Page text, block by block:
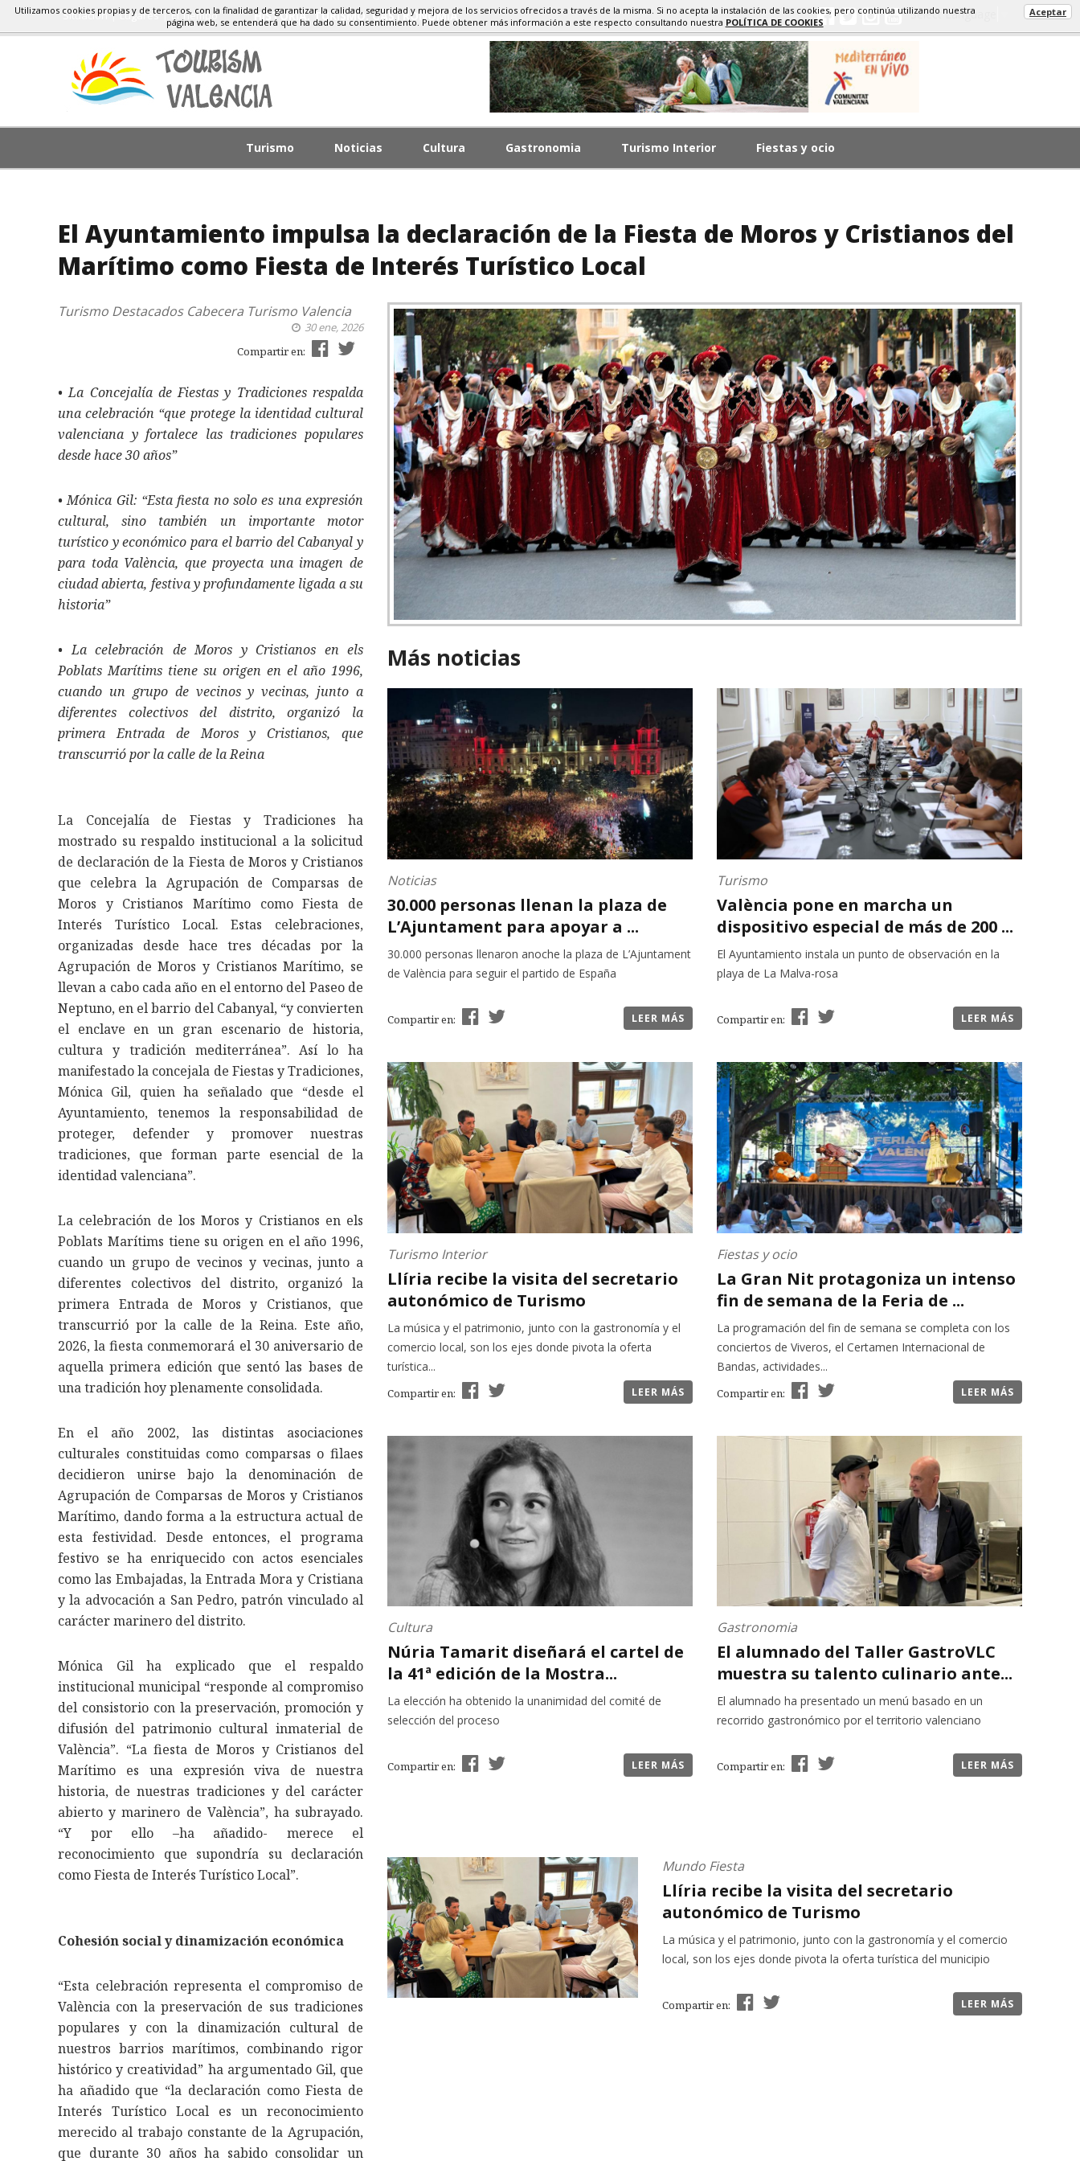
Situacion Lugares El Tiempo HISTORIA, TURISMO, GASTRONOMÍA Select Language
Turismo Noticias Cultura Gastronomia Turismo Interior Fiestas y ocio
El Ayuntamiento impulsa la declaración de la Fiesta de Moros y Cristianos del
Marítimo como Fiesta de Interés Turístico Local
Turismo Destacados Cabecera Turismo Valencia
30 ene, 2026
Compartir en:
• La Concejalía de Fiestas y Tradiciones respalda
una celebración “que protege la identidad cultural
valenciana y fortalece las tradiciones populares
desde hace 30 años”
• Mónica Gil: “Esta fiesta no solo es una expresión
cultural, sino también un importante motor
turístico y económico para el barrio del Cabanyal y
para toda València, que proyecta una imagen de
ciudad abierta, festiva y profundamente ligada a su
historia”
• La celebración de Moros y Cristianos en els
Poblats Marítims tiene su origen en el año 1996,
cuando un grupo de vecinos y vecinas, junto a
diferentes colectivos del distrito, organizó la
primera Entrada de Moros y Cristianos, que
transcurrió por la calle de la Reina
La Concejalía de Fiestas y Tradiciones ha
mostrado su respaldo institucional a la solicitud
de declaración de la Fiesta de Moros y Cristianos
que celebra la Agrupación de Comparsas de
Moros y Cristianos Marítimo como Fiesta de
Interés Turístico Local. Estas celebraciones,
organizadas desde hace tres décadas por la
Agrupación de Moros y Cristianos Marítimo, se
llevan a cabo cada año en el entorno del Paseo de
Neptuno, en el barrio del Cabanyal, “y convierten
el enclave en un gran escenario de historia,
cultura y tradición mediterránea”. Así lo ha
manifestado la concejala de Fiestas y Tradiciones,
Mónica Gil, quien ha señalado que “desde el
Ayuntamiento, tenemos la responsabilidad de
proteger, defender y promover nuestras
tradiciones, que forman parte esencial de la
identidad valenciana”.
La celebración de los Moros y Cristianos en els
Poblats Marítims tiene su origen en el año 1996,
cuando un grupo de vecinos y vecinas, junto a
diferentes colectivos del distrito, organizó la
primera Entrada de Moros y Cristianos, que
transcurrió por la calle de la Reina. Este año,
2026, la fiesta conmemorará el 30 aniversario de
aquella primera edición que sentó las bases de
una tradición hoy plenamente consolidada.
En el año 2002, las distintas asociaciones
culturales constituidas como comparsas o filaes
decidieron unirse bajo la denominación de
Agrupación de Comparsas de Moros y Cristianos
Marítimo, dando forma a la estructura actual de
esta festividad. Desde entonces, el programa
festivo se ha enriquecido con actos esenciales
como las Embajadas, la Entrada Mora y Cristiana
y la advocación a San Pedro, patrón vinculado al
carácter marinero del distrito.
Mónica Gil ha explicado que el respaldo
institucional municipal “responde al compromiso
del consistorio con la preservación, promoción y
difusión del patrimonio cultural inmaterial de
València”. “La fiesta de Moros y Cristianos del
Marítimo es una expresión viva de nuestra
historia, de nuestras tradiciones y del carácter
abierto y marinero de València”, ha subrayado.
“Y por ello –ha añadido- merece el
reconocimiento que supondría su declaración
como Fiesta de Interés Turístico Local”.
Cohesión social y dinamización económica
“Esta celebración representa el compromiso de
València con la preservación de sus tradiciones
populares y con la dinamización cultural de
nuestros barrios marítimos, combinando rigor
histórico y creatividad” ha argumentado Gil, que
ha añadido que “la declaración como Fiesta de
Interés Turístico Local es un reconocimiento
merecido al trabajo constante de la Agrupación,
que durante 30 años ha sabido consolidar un
Más noticias
Noticias
30.000 personas llenan la plaza de
L’Ajuntament para apoyar a ...
30.000 personas llenaron anoche la plaza de L’Ajuntament
de València para seguir el partido de España
Compartir en: LEER MÁS
Turismo
València pone en marcha un
dispositivo especial de más de 200 ...
El Ayuntamiento instala un punto de observación en la
playa de La Malva-rosa
Compartir en: LEER MÁS
Turismo Interior
Llíria recibe la visita del secretario
autonómico de Turismo
La música y el patrimonio, junto con la gastronomía y el
comercio local, son los ejes donde pivota la oferta
turística...
Compartir en: LEER MÁS
Fiestas y ocio
La Gran Nit protagoniza un intenso
fin de semana de la Feria de ...
La programación del fin de semana se completa con los
conciertos de Viveros, el Certamen Internacional de
Bandas, actividades...
Compartir en: LEER MÁS
Cultura
Núria Tamarit diseñará el cartel de
la 41ª edición de la Mostra...
La elección ha obtenido la unanimidad del comité de
selección del proceso
Compartir en: LEER MÁS
Gastronomia
El alumnado del Taller GastroVLC
muestra su talento culinario ante...
El alumnado ha presentado un menú basado en un
recorrido gastronómico por el territorio valenciano
Compartir en: LEER MÁS
Mundo Fiesta
Llíria recibe la visita del secretario
autonómico de Turismo
La música y el patrimonio, junto con la gastronomía y el comercio
local, son los ejes donde pivota la oferta turística del municipio
Compartir en: LEER MÁS
Utilizamos cookies propias y de terceros, con la finalidad de garantizar la calidad, seguridad y mejora de los servicios ofrecidos a través de la misma. Si no acepta la instalación de las cookies, pero continúa utilizando nuestra
página web, se entenderá que ha dado su consentimiento. Puede obtener más información a este respecto consultando nuestra POLÍTICA DE COOKIES
Aceptar